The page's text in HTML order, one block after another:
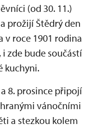
(od 30. 11.)
prožijí Štědrý den
v roce 1901 rodina
i zde bude součástí
kuchyni.
8. prosince připojí
vánočními
a stezkou kolem